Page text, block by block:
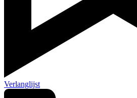
Verlanglijst